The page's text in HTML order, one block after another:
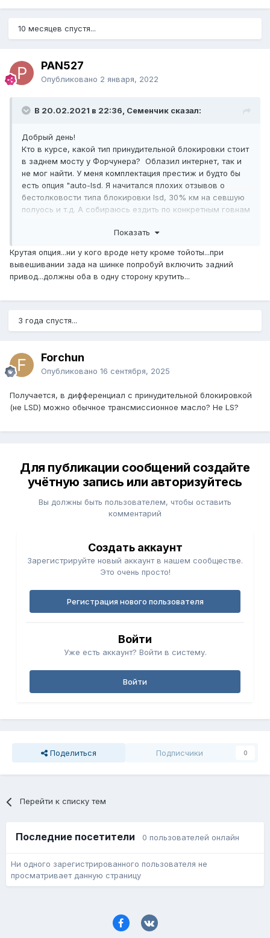
10 месяцев спустя...
PAN527
Опубликовано 2 января, 2022
В 20.02.2021 в 22:36, Семенчик сказал:
Добрый день!
Кто в курсе, какой тип принудительной блокировки стоит
в заднем мосту у Форчунера? Облазил интернет, так и
не мог найти. У меня комплектация престиж и будто бы
есть опция "auto-lsd. Я начитался плохих отзывов о
бестолковости типа блокировки lsd, 30% км на севшую
полуось и т.д. А собираюсь ездить по конкретным говнам
моста. Неужели придется менять редуктор?
Показать
Крутая опция...ни у кого вроде нету кроме тойоты...при
вывешивании зада на шинке попробуй включить задний
привод...должны оба в одну сторону крутить...
3 года спустя...
Forchun
Опубликовано 16 сентября, 2025
Получается, в дифференциал с принудительной блокировкой
(не LSD) можно обычное транcмиссионное масло? Не LS?
Для публикации сообщений создайте
учётную запись или авторизуйтесь
Вы должны быть пользователем, чтобы оставить
комментарий
Создать аккаунт
Зарегистрируйте новый аккаунт в нашем сообществе.
Это очень просто!
Регистрация нового пользователя
Войти
Уже есть аккаунт? Войти в систему.
Войти
Поделиться Подписчики 0
Перейти к списку тем
Последние посетители 0 пользователей онлайн
Ни одного зарегистрированного пользователя не
просматривает данную страницу